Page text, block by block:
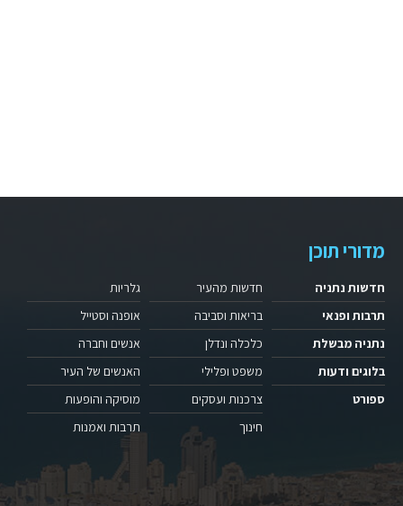
מדורי תוכן
חדשות נתניה
תרבות ופנאי
נתניה מבשלת
בלוגים ודעות
ספורט
חדשות מהעיר
בריאות וסביבה
כלכלה ונדלן
משפט ופלילי
צרכנות ועסקים
חינוך
גלריות
אופנה וסטייל
אנשים וחברה
האנשים של העיר
מוסיקה והופעות
תרבות ואמנות